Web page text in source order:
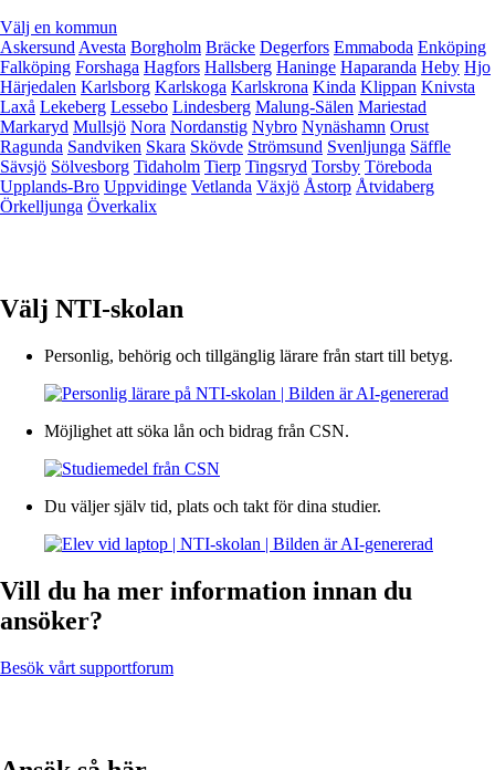
Välj en kommun
AskersundAvesta Borgholm Bräcke Degerfors Emmaboda Enköping
Falköping Forshaga Hagfors Hallsberg Haninge Haparanda Heby Hjo
Härjedalen Karlsborg Karlskoga Karlskrona Kinda Klippan Knivsta
Laxå Lekeberg Lessebo Lindesberg Malung-Sälen Mariestad
Markaryd Mullsjö Nora Nordanstig Nybro Nynäshamn Orust
Ragunda Sandviken Skara Skövde Strömsund Svenljunga Säffle
Sävsjö Sölvesborg Tidaholm Tierp Tingsryd Torsby Töreboda
Upplands-Bro Uppvidinge Vetlanda Växjö Åstorp Åtvidaberg
Örkelljunga Överkalix
Välj NTI-skolan
Personlig, behörig och tillgänglig lärare från start till betyg.
Möjlighet att söka lån och bidrag från CSN.
Du väljer själv tid, plats och takt för dina studier.
Vill du ha mer information innan du
ansöker?
Besök vårt supportforum